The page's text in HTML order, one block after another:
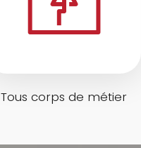
Tous corps de métier